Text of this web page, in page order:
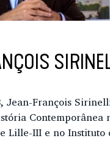
Jean-François
Contemporânea
Lille-III e no Instituto